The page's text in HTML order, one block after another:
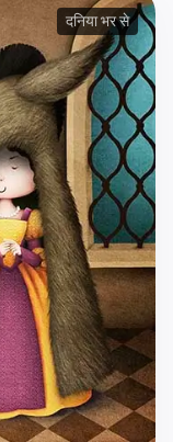
दनिया भर से